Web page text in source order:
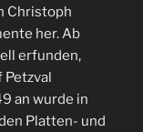
Christoph
her. Ab
erfunden,
Petzval
an wurde in
Platten- und